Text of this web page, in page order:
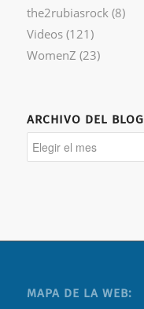
the2rubiasrock (8)
Videos(121)
WomenZ (23)
ARCHIVO DEL BLOG
MAPA DE LA WEB: